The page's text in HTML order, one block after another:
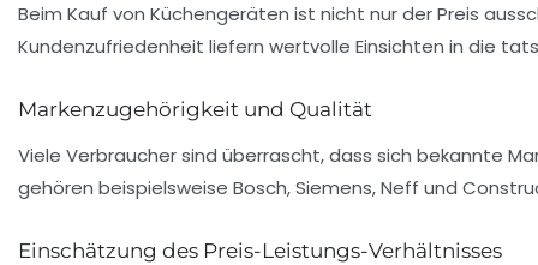
Beim Kauf von Küchengeräten ist nicht nur der Preis
Kundenzufriedenheit liefern wertvolle Einsichten in die
Markenzugehörigkeit und Qualität
Viele Verbraucher sind überrascht, dass sich bekannte
gehören beispielsweise Bosch, Siemens, Neff und
Einschätzung des Preis-Leistungs-Verhältnisses